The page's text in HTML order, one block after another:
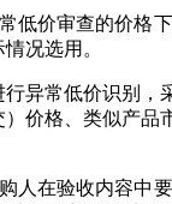
低价审查的价格
况选用。
异常低价识别
价格、类似产
人在验收内容中